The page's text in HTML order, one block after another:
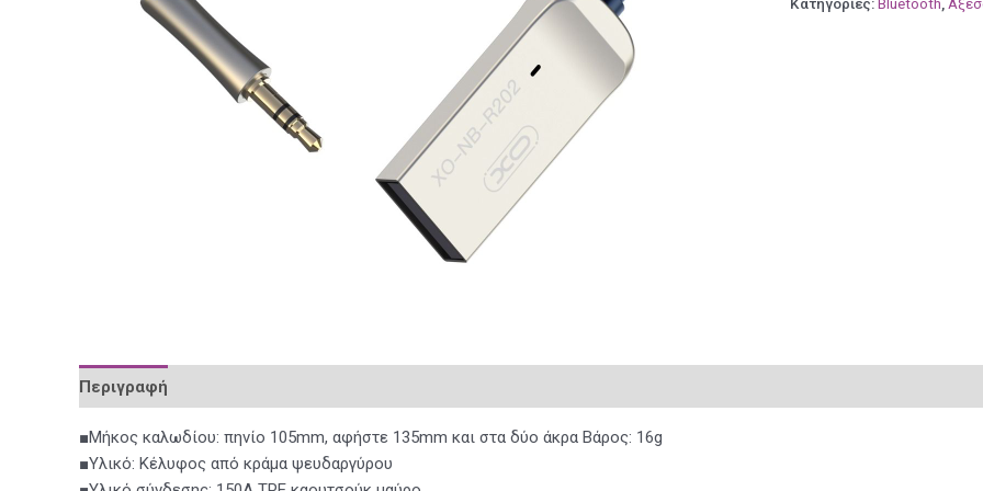
Περιγραφή
■Μήκος καλωδίου: πηνίο 105mm, αφήστε 135mm και στα δύο άκρα Βάρος: 16g
■Υλικό: Κέλυφος από κράμα ψευδαργύρου